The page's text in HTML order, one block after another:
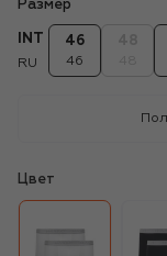
Размер
INT
RU
46
46
Цвет